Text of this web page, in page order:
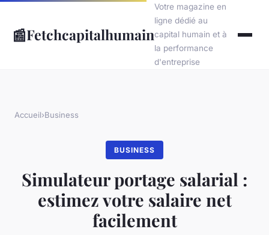
📰Fetchcapitalhumain
Votre magazine en
ligne dédié au
capital humain et à
la performance
d'entreprise
Accueil›Business
BUSINESS
Simulateur portage salarial :
estimez votre salaire net
facilement